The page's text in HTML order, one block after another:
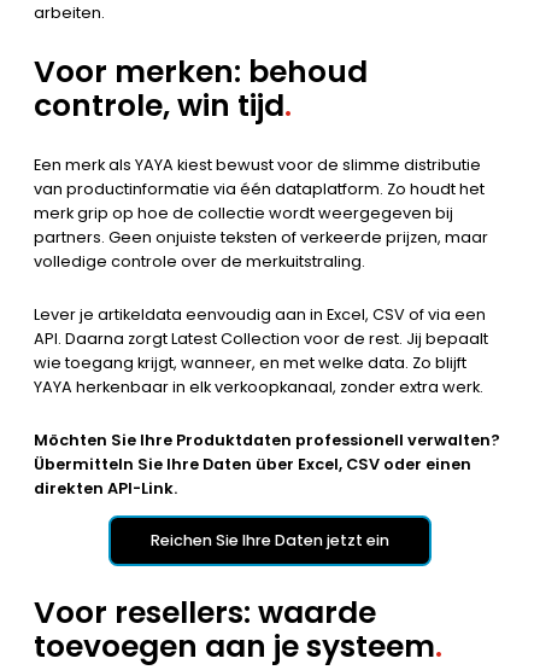
arbeiten.
Voor merken: behoud
controle, win tijd.
Een merk als YAYA kiest bewust voor de slimme distributie
van productinformatie via één dataplatform. Zo houdt het
merk grip op hoe de collectie wordt weergegeven bij
partners. Geen onjuiste teksten of verkeerde prijzen, maar
volledige controle over de merkuitstraling.
Lever je artikeldata eenvoudig aan in Excel, CSV of via een
API. Daarna zorgt Latest Collection voor de rest. Jij bepaalt
wie toegang krijgt, wanneer, en met welke data. Zo blijft
YAYA herkenbaar in elk verkoopkanaal, zonder extra werk.
Möchten Sie Ihre Produktdaten professionell verwalten?
Übermitteln Sie Ihre Daten über Excel, CSV oder einen
direkten API-Link.
Reichen Sie Ihre Daten jetzt ein
Voor resellers: waarde
toevoegen aan je systeem.